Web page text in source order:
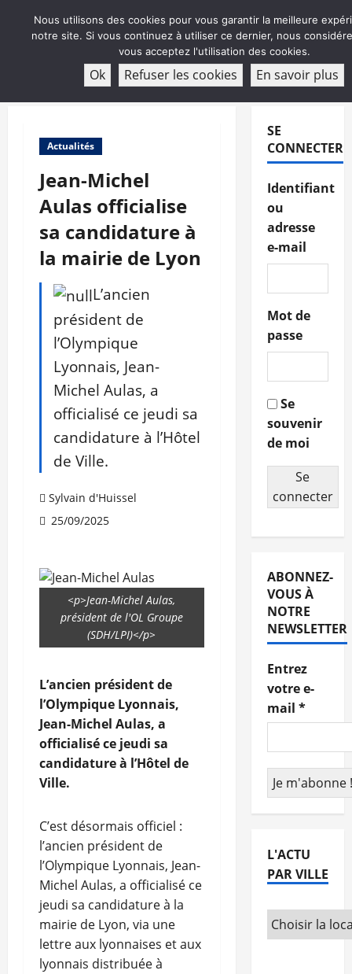
ABONNEMENT
Actualités
Jean-Michel
Aulas officialise
sa candidature à
la mairie de Lyon
L’ancien
président de
l’Olympique
Lyonnais, Jean-
Michel Aulas, a
officialisé ce jeudi sa
candidature à l’Hôtel
de Ville.
Sylvain d'Huissel
25/09/2025
<p>Jean-Michel Aulas,
président de l'OL Groupe
(SDH/LPI)</p>
L’ancien président de
l’Olympique Lyonnais,
Jean-Michel Aulas, a
officialisé ce jeudi sa
candidature à l’Hôtel de
Ville.
C’est désormais officiel :
l’ancien président de
l’Olympique Lyonnais, Jean-
Michel Aulas, a officialisé ce
jeudi sa candidature à la
mairie de Lyon, via une
lettre aux lyonnaises et aux
lyonnais distribuée à
SE
CONNECTER
Identifiant
ou
adresse
e-mail
Mot de
passe
Se
souvenir
de moi
Se
connecter
ABONNEZ-
VOUS À
NOTRE
NEWSLETTER
Entrez
votre e-
mail *
L'ACTU
PAR VILLE
Nous utilisons des cookies pour vous garantir la meilleure
notre site. Si vous continuez à utiliser ce dernier, nous
vous acceptez l'utilisation des cookies.
Ok Refuser les cookies En savoir plus